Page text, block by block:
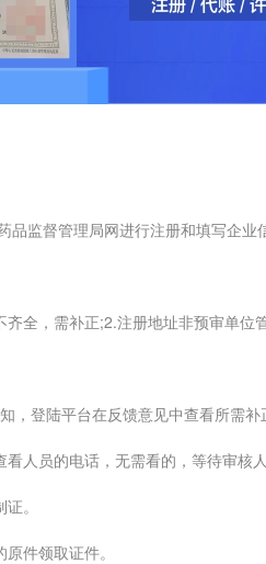
监督管理局网进行注册和填写企业
，需补正;2.注册地址非预审单位管
登陆平台在反馈意见中查看所需补
员的电话，无需看的，等待审核人
。
件领取证件。